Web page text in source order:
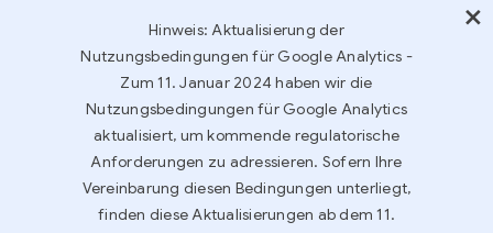
Hinweis: Aktualisierung der
Nutzungsbedingungen für Google Analytics -
Zum 11. Januar 2024 haben wir die
Nutzungsbedingungen für Google Analytics
aktualisiert, um kommende regulatorische
Anforderungen zu adressieren. Sofern Ihre
Vereinbarung diesen Bedingungen unterliegt,
finden diese Aktualisierungen ab dem 11.